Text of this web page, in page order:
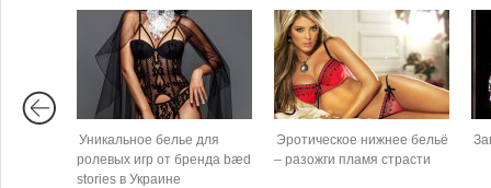
Уникальное белье для
ролевых игр от бренда bæd
stories в Украине
Эротическое нижнее бельё
– разожги пламя страсти